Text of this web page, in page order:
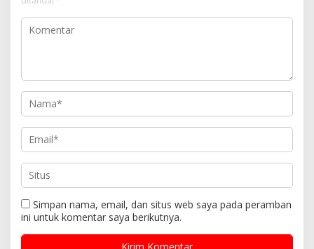
Simpan nama, email, dan situs web saya pada peramban
ini untuk komentar saya berikutnya.